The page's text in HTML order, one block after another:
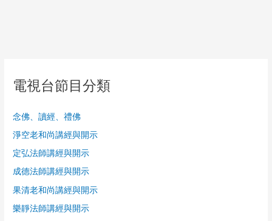
電視台節目分類
念佛、讀經、禮佛
淨空老和尚講經與開示
定弘法師講經與開示
成德法師講經與開示
果清老和尚講經與開示
樂靜法師講經與開示